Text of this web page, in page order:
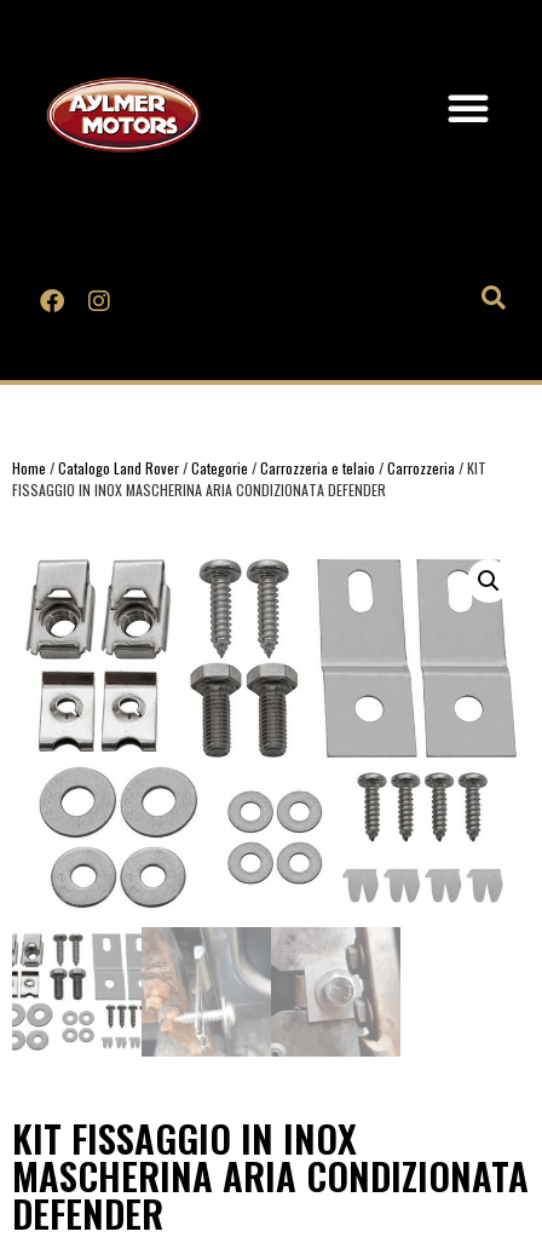
Home /Catalogo Land Rover/Categorie /Carrozzeria e telaio /Carrozzeria / KIT
FISSAGGIO IN INOX MASCHERINA ARIA CONDIZIONATA DEFENDER
KIT FISSAGGIO IN INOX
MASCHERINA ARIA CONDIZIONATA
DEFENDER